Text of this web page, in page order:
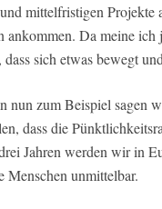
mittelfristigen Projekte
ankommen. Da meine
sich etwas bewegt
nun zum Beispiel sagen
dass die
Jahren werden wir in
Menschen unmittelbar.